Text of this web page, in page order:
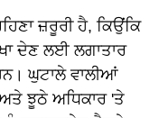
ਜ਼ਰੂਰੀ ਹੈ, ਕਿਉਂਕਿ
ਦੇਣ ਲਈ ਲਗਾਤਾਰ
ਘੁਟਾਲੇ ਵਾਲੀਆਂ
ਝੂਠੇ ਅਧਿਕਾਰ 'ਤੇ